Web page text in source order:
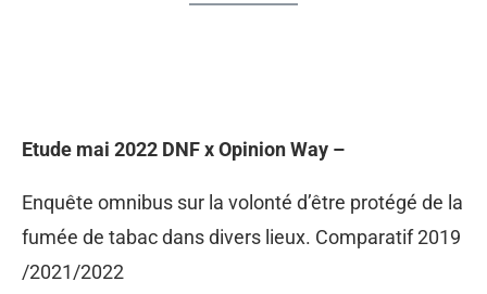
Etude mai 2022 DNF x Opinion Way –
Enquête omnibus sur la volonté d’être protégé de la
fumée de tabac dans divers lieux. Comparatif 2019
/2021/2022